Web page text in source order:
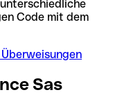
Code mit dem
Sas